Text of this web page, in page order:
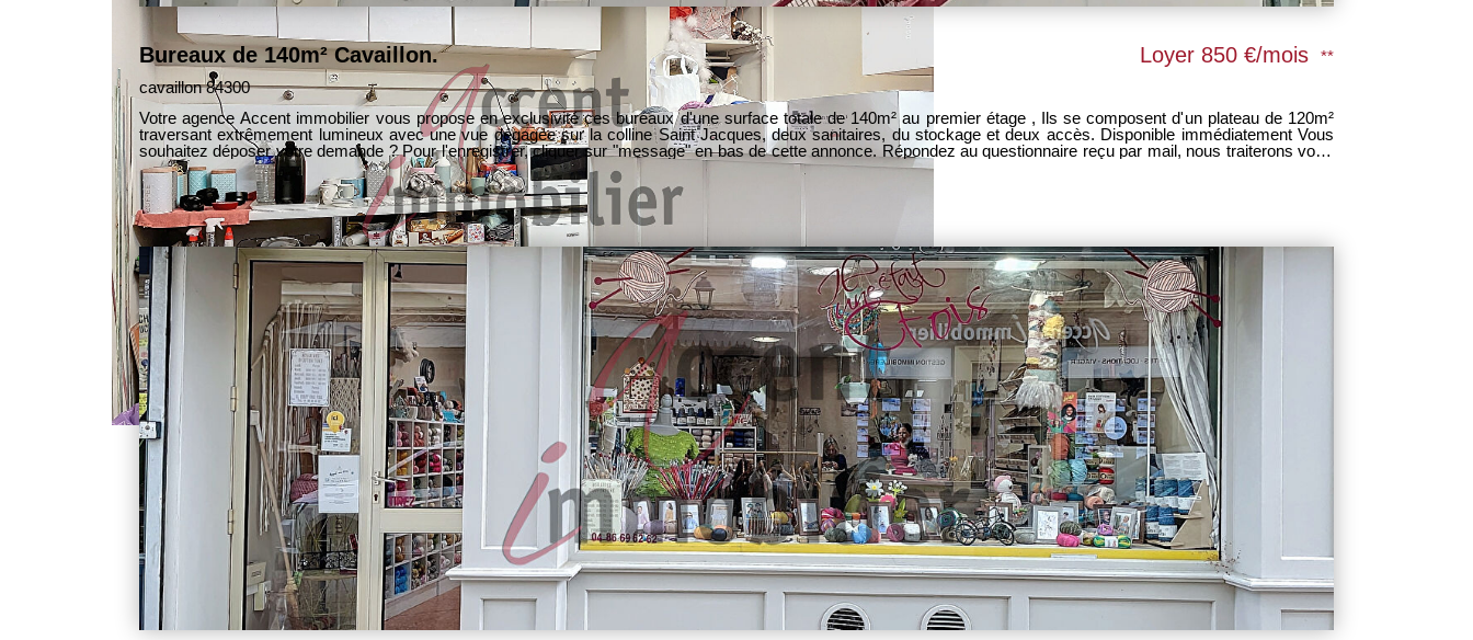
Bureaux de 140m² Cavaillon. Loyer 850 €/mois
**
cavaillon 84300
Votre agence Accent immobilier vous propose en exclusivité ces bureaux d'une surface totale de 140m² au premier étage , Ils se composent d'un plateau de 120m²
traversant extrêmement lumineux avec une vue dégagée sur la colline Saint Jacques, deux sanitaires, du stockage et deux accès. Disponible immédiatement Vous
souhaitez déposer votre demande ? Pour l'enregistrer, cliquer sur "message" en bas de cette annonce. Répondez au questionnaire reçu par mail, nous traiterons votre
demande dans les 48h.